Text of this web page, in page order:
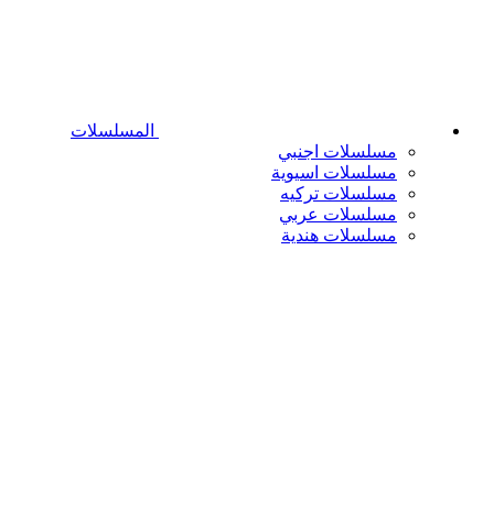
المسلسلات
مسلسلات اجنبي
مسلسلات اسيوية
مسلسلات تركيه
مسلسلات عربي
مسلسلات هندية